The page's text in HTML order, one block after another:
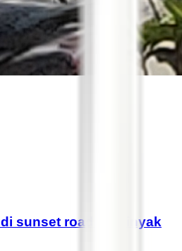
sunset road Seminyak